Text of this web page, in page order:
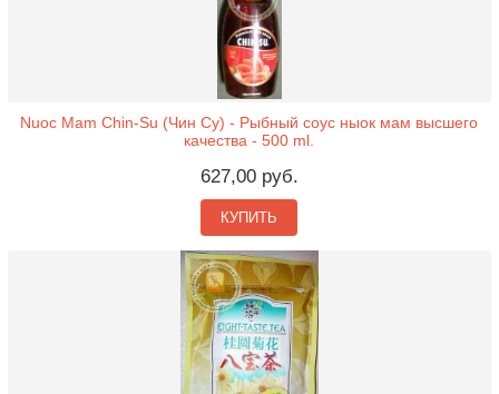
Nuoc Mam Chin-Su (Чин Су) - Рыбный соус ныок мам высшего
качества - 500 ml.
627,00 руб.
КУПИТЬ